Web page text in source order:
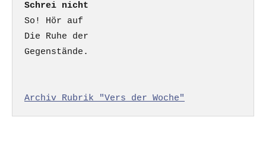
Schrei nicht
So! Hör auf
Die Ruhe der
Gegenstände.
Archiv Rubrik "Vers der Woche"